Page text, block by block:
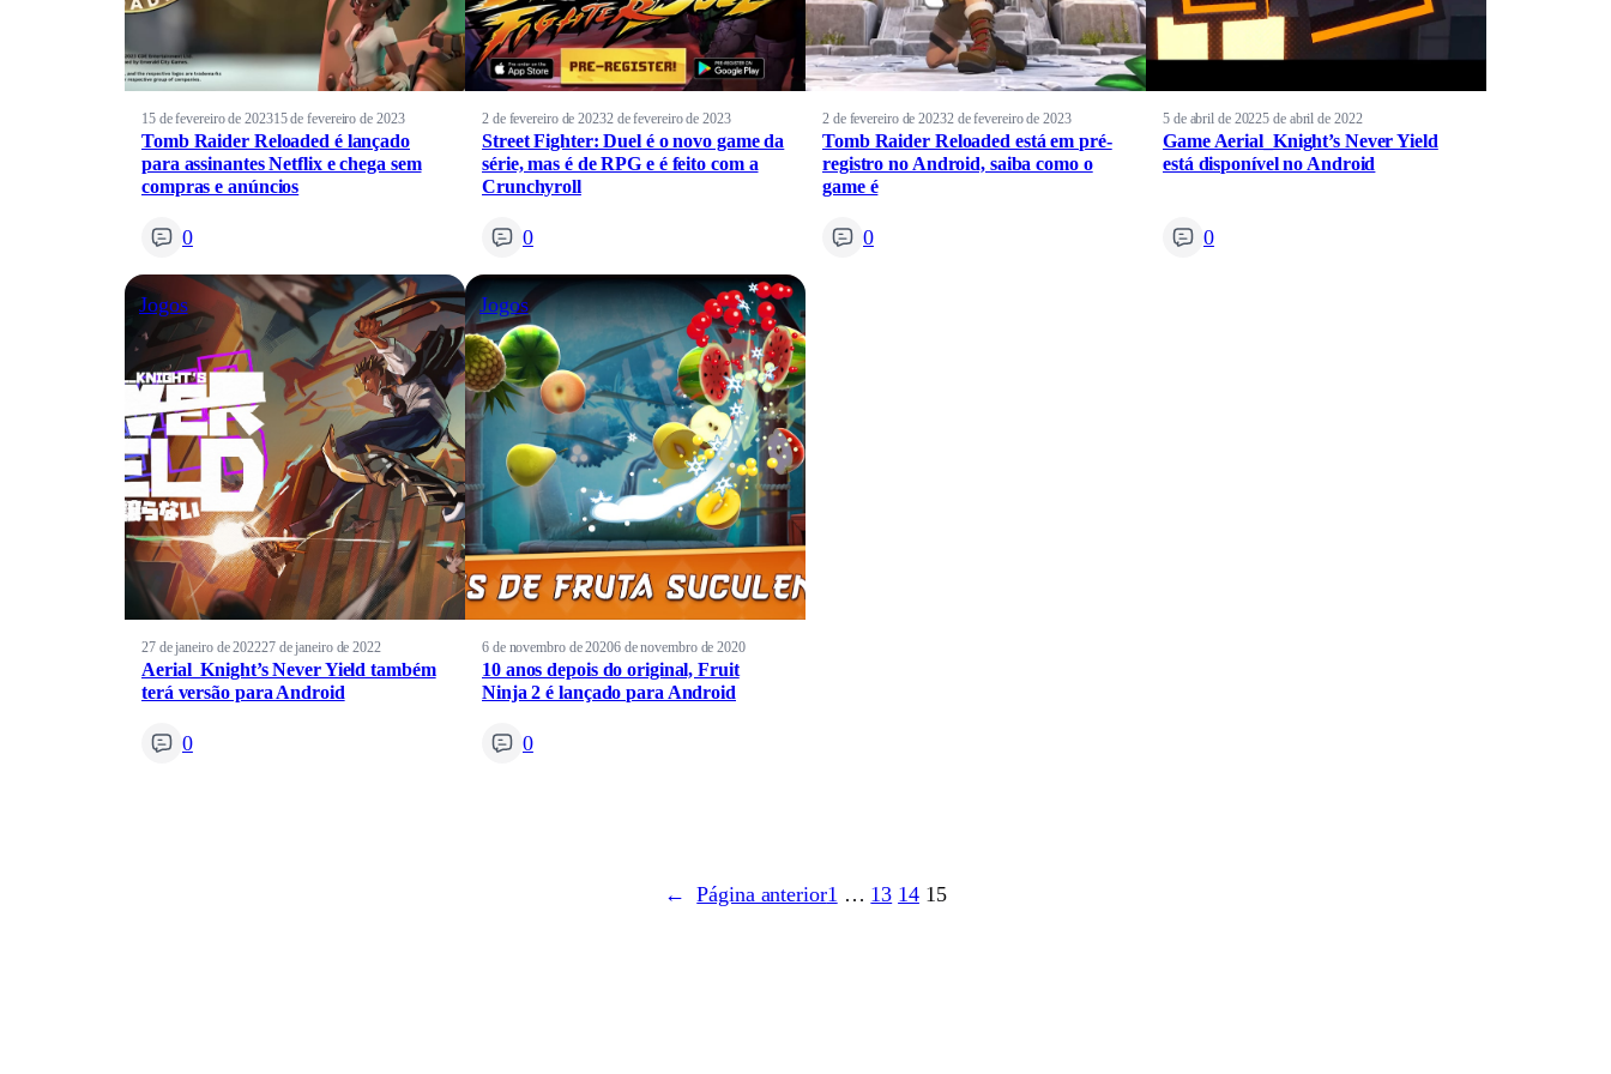
15 de fevereiro de 202315 de fevereiro de 2023
Tomb Raider Reloaded é lançado
para assinantes Netflix e chega sem
compras e anúncios
0
2 de fevereiro de 20232 de fevereiro de 2023
Street Fighter: Duel é o novo game da
série, mas é de RPG e é feito com a
Crunchyroll
0
2 de fevereiro de 20232 de fevereiro de 2023
Tomb Raider Reloaded está em pré-
registro no Android, saiba como o
game é
0
5 de abril de 20225 de abril de 2022
Game Aerial_Knight’s Never Yield
está disponível no Android
0
Jogos
27 de janeiro de 202227 de janeiro de 2022
Aerial_Knight’s Never Yield também
terá versão para Android
0
Jogos
6 de novembro de 20206 de novembro de 2020
10 anos depois do original, Fruit
Ninja 2 é lançado para Android
0
← Página anterior1 … 13 14 15